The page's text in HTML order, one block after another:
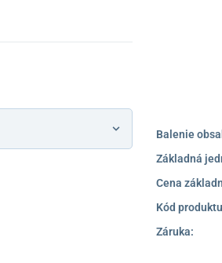
Balenie
Základná
Cena
Kód
Záruka: